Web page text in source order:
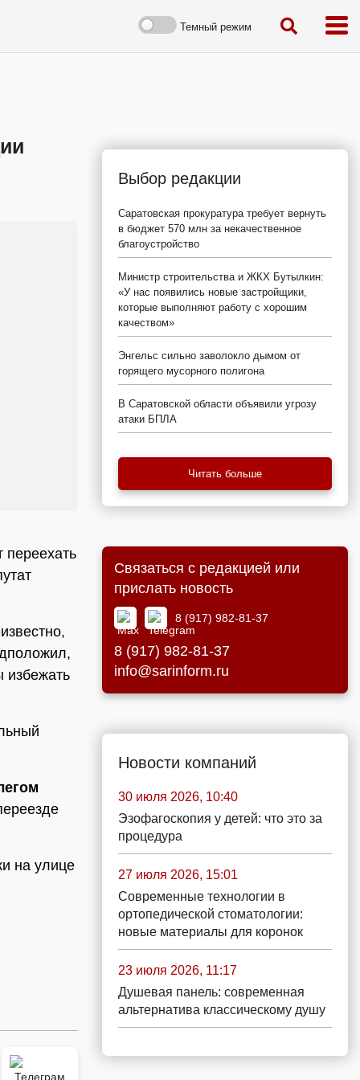
Темный режим
переехать
избежать
на улице
Выбор редакции
Саратовская прокуратура требует вернуть
в бюджет 570 млн за некачественное
благоустройство
Министр строительства и ЖКХ Бутылкин:
«У нас появились новые застройщики,
которые выполняют работу с хорошим
качеством»
Энгельс сильно заволокло дымом от
горящего мусорного полигона
В Саратовской области объявили угрозу
атаки БПЛА
Читать больше
Связаться с редакцией или
прислать новость
8 (917) 982-81-37
8 (917) 982-81-37
info@sarinform.ru
Новости компаний
30 июля 2026, 10:40
Эзофагоскопия у детей: что это за
процедура
27 июля 2026, 15:01
Современные технологии в
ортопедической стоматологии:
новые материалы для коронок
23 июля 2026, 11:17
Душевая панель: современная
альтернатива классическому душу